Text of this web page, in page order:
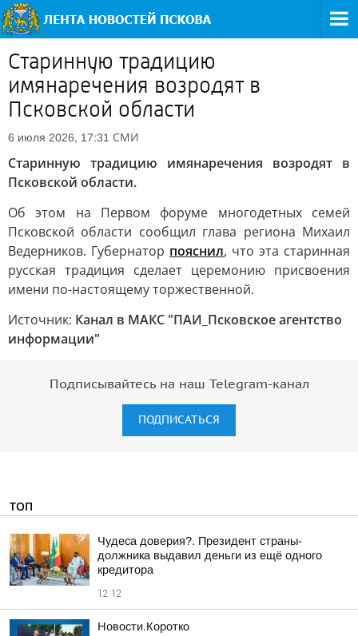
Старинную традицию
имянаречения возродят в
Псковской области
6 июля 2026, 17:31 СМИ
Старинную традицию имянаречения возродят в
Псковской области.
Об этом на Первом форуме многодетных семей
Псковской области сообщил глава региона Михаил
Ведерников. Губернатор пояснил, что эта старинная
русская традиция сделает церемонию присвоения
имени по-настоящему торжественной.
Источник: Канал в МАКС "ПАИ_Псковское агентство
информации"
Подписывайтесь на наш Telegram-канал
ПОДПИСАТЬСЯ
ТОП
Чудеса доверия?. Президент страны-
должника выдавил деньги из ещё одного
кредитора
12:12
Новости.Коротко